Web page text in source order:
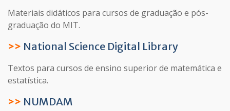
Materiais didáticos para cursos de graduação e pós-
graduação do MIT.
>> National Science Digital Library
Textos para cursos de ensino superior de matemática e
estatística.
>> NUMDAM